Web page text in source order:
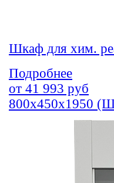
Шкаф для хим.
Подробнее
от 41 993 руб
800х450х1950